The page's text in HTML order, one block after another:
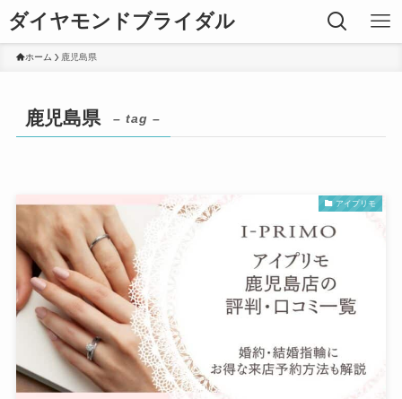
ダイヤモンドブライダル
ホーム 鹿児島県
鹿児島県 – tag –
アイプリモ